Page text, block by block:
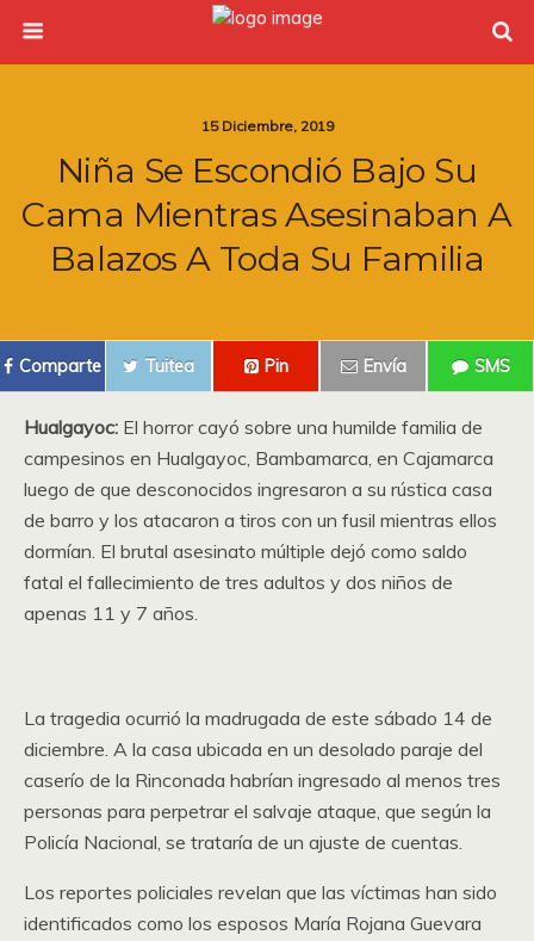
15 Diciembre, 2019
Niña Se Escondió Bajo Su
Cama Mientras Asesinaban A
Balazos A Toda Su Familia
Comparte Tuitea Pin Envía SMS
Hualgayoc: El horror cayó sobre una humilde familia de
campesinos en Hualgayoc, Bambamarca, en Cajamarca
luego de que desconocidos ingresaron a su rústica casa
de barro y los atacaron a tiros con un fusil mientras ellos
dormían. El brutal asesinato múltiple dejó como saldo
fatal el fallecimiento de tres adultos y dos niños de
apenas 11 y 7 años.
La tragedia ocurrió la madrugada de este sábado 14 de
diciembre. A la casa ubicada en un desolado paraje del
caserío de la Rinconada habrían ingresado al menos tres
personas para perpetrar el salvaje ataque, que según la
Policía Nacional, se trataría de un ajuste de cuentas.
Los reportes policiales revelan que las víctimas han sido
identificados como los esposos María Rojana Guevara